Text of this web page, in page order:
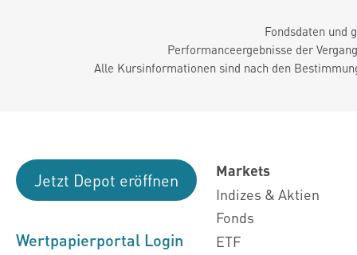
Fondsdaten und
Performanceergebnisse der
Alle Kursinformationen sind nach den
Jetzt Depot eröffnen
Wertpapierportal Login
Markets
Indizes & Aktien
Fonds
ETF